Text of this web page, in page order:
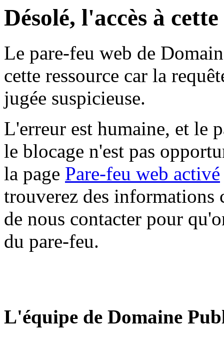
Désolé, l'accès à
Le pare-feu web de
cette ressource car la
jugée suspicieuse.
L'erreur est humaine, et le
le blocage n'est pas
la page Pare-feu web activé
trouverez des informations
de nous contacter pour
du pare-feu.
L'équipe de Domaine